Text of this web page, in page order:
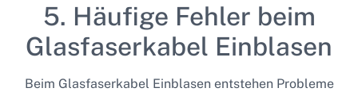
5. Häufige Fehler beim
Glasfaserkabel Einblasen
Beim Glasfaserkabel Einblasen entstehen Probleme